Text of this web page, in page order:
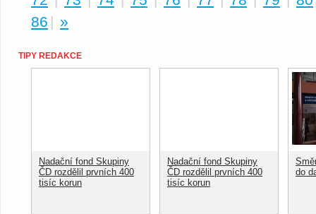
86 | »
TIPY REDAKCE
Nadační fond Skupiny
ČD rozdělil prvních 400
tisíc korun
Nadační fond Skupiny
ČD rozdělil prvních 400
tisíc korun
do